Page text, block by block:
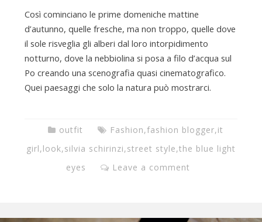
Così cominciano le prime domeniche mattine
d’autunno, quelle fresche, ma non troppo, quelle dove
il sole risveglia gli alberi dal loro intorpidimento
notturno, dove la nebbiolina si posa a filo d’acqua sul
Po creando una scenografia quasi cinematografico.
Quei paesaggi che solo la natura può mostrarci.
outfit Fashion,fashion blogger,it
girl,look,silvia schirinzi,street style,the blue light
eyes
Leave a comment